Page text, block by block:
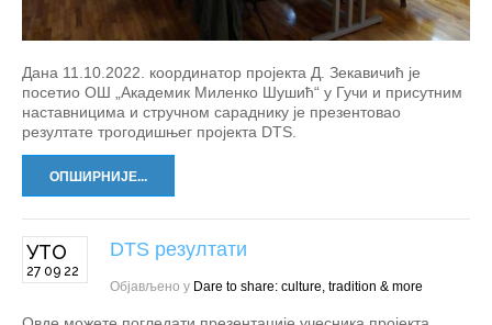
Дана 11.10.2022. координатор пројекта Д. Зекавичић је
посетио ОШ „Академик Миленко Шушић“ у Гучи и присутним
наставницима и стручном сараднику је презентовао
резултате трогодишњег пројекта DTS.
ОПШИРНИЈЕ...
УТО
27 09 22
DTS резултати
Објављено у Dare to share: culture, tradition & more